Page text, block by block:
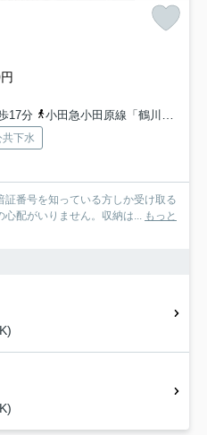
17分
小田急小田原線「鶴川」駅 徒歩27分
共下水
番号を知っている方しか受け取る
配がいりません。収納は...
もっと